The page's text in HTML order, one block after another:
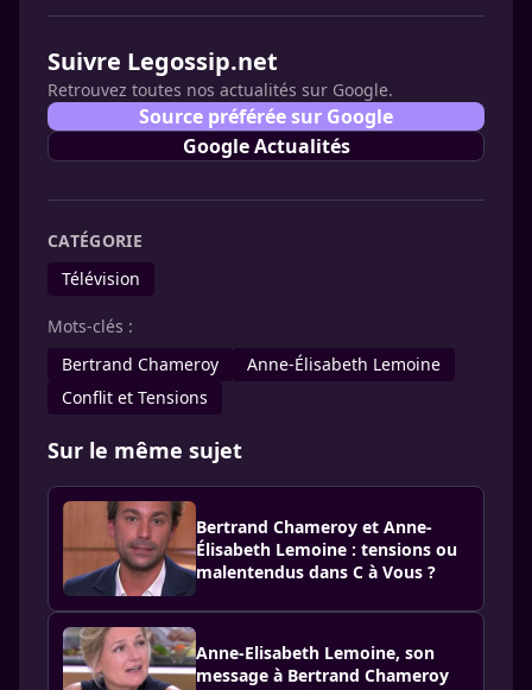
Suivre Legossip.net
Retrouvez toutes nos actualités sur Google.
Source préférée sur Google
Google Actualités
CATÉGORIE
Télévision
Mots-clés :
Bertrand Chameroy
Anne-Élisabeth Lemoine
Conflit et Tensions
Sur le même sujet
Bertrand Chameroy et Anne-
Élisabeth Lemoine : tensions ou
malentendus dans C à Vous ?
Anne-Elisabeth Lemoine, son
message à Bertrand Chameroy